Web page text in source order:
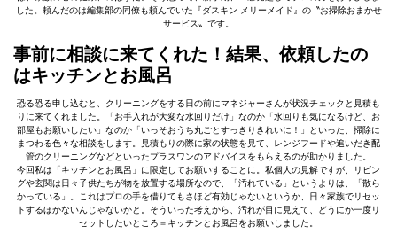
した。頼んだのは編集部の同僚も頼んでいた『ダスキン メリーメイド』の〝お掃除おまかせ
サービス〟です。
事前に相談に来てくれた！結果、依頼したの
はキッチンとお風呂
恐る恐る申し込むと、クリーニングをする日の前にマネジャーさんが状況チェックと見積も
りに来てくれました。「お手入れが大変な水回りだけ」なのか「水回りも気になるけど、お
部屋もお願いしたい」なのか「いっそおうち丸ごとすっきりきれいに！」といった、掃除に
まつわる色々な相談をします。見積もりの際に家の状態を見て、レンジフードや追いだき配
管のクリーニングなどといったプラスワンのアドバイスをもらえるのが助かりました。
今回私は「キッチンとお風呂」に限定してお願いすることに。私個人の見解ですが、リビン
グや玄関は日々子供たちが物を放置する場所なので、「汚れている」というよりは、「散ら
かっている」。これはプロの手を借りてもさほど有効じゃないというか、日々家族でリセッ
トするほかないんじゃないかと。そういった考えから、汚れが目に見えて、どうにか一度リ
セットしたいところ＝キッチンとお風呂をお願いしました。